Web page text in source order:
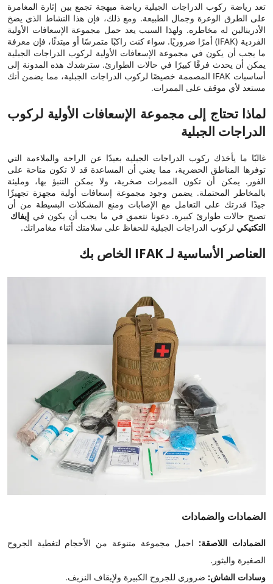
تعد رياضة ركوب الدراجات الجبلية رياضة مبهجة تجمع بين إثارة المغامرة
على الطرق الوعرة وجمال الطبيعة. ومع ذلك، فإن هذا النشاط الذي يضخ
الأدرينالين له مخاطره. ولهذا السبب يعد حمل مجموعة الإسعافات الأولية
الفردية (IFAK) أمرًا ضروريًا. سواء كنت راكبًا متمرسًا أو مبتدئًا، فإن معرفة
ما يجب أن يكون في مجموعة الإسعافات الأولية لركوب الدراجات الجبلية
يمكن أن يحدث فرقًا كبيرًا في حالات الطوارئ. سترشدك هذه المدونة إلى
أساسيات IFAK المصممة خصيصًا لركوب الدراجات الجبلية، مما يضمن أنك
مستعد لأي موقف على الممرات.
لماذا تحتاج إلى مجموعة الإسعافات الأولية لركوب
الدراجات الجبلية
غالبًا ما يأخذك ركوب الدراجات الجبلية بعيدًا عن الراحة والملاءمة التي
توفرها المناطق الحضرية، مما يعني أن المساعدة قد لا تكون متاحة على
الفور. يمكن أن تكون الممرات صخرية، ولا يمكن التنبؤ بها، ومليئة
بالمخاطر المحتملة. يضمن وجود مجموعة إسعافات أولية مجهزة تجهيزًا
جيدًا قدرتك على التعامل مع الإصابات ومنع المشكلات البسيطة من أن
تصبح حالات طوارئ كبيرة. دعونا نتعمق في ما يجب أن يكون في إيفاك ​​
التكتيكي لركوب الدراجات الجبلية للحفاظ على سلامتك أثناء مغامراتك.
العناصر الأساسية لـ IFAK الخاص بك
الضمادات والضمادات
الضمادات اللاصقة: احمل مجموعة متنوعة من الأحجام لتغطية الجروح
الصغيرة والبثور.
وسادات الشاش: ضروري للجروح الكبيرة ولإيقاف النزيف.